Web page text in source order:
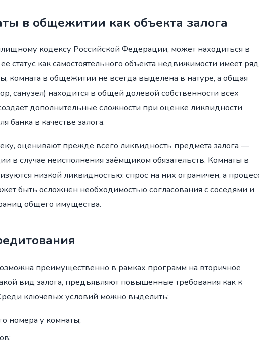
в общежитии как объекта залога
кодексу Российской Федерации, может находиться в
статус как самостоятельного объекта недвижимости имеет ряд
комната в общежитии не всегда выделена в натуре, а общая
санузел) находится в общей долевой собственности всех
дополнительные сложности при оценке ликвидности
банка в качестве залога.
оценивают прежде всего ликвидность предмета залога —
в случае неисполнения заёмщиком обязательств. Комнаты в
низкой ликвидностью: спрос на них ограничен, а
быть осложнён необходимостью согласования с соседями и
общего имущества.
преимущественно в рамках программ на вторичное
вид залога, предъявляют повышенные требования как к
ключевых условий можно выделить:
номера у комнаты;